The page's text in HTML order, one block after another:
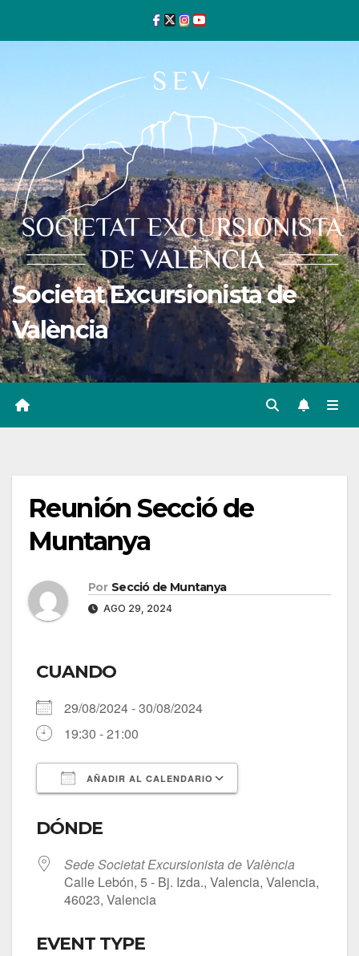
Societat Excursionista de
València
Reunión Secció de
Muntanya
Por Secció de Muntanya
AGO 29, 2024
CUANDO
29/08/2024 - 30/08/2024
19:30 - 21:00
AÑADIR AL CALENDARIO
DÓNDE
Sede Societat Excursionista de València
Calle Lebón, 5 - Bj. Izda., Valencia, Valencia,
46023, Valencia
EVENT TYPE